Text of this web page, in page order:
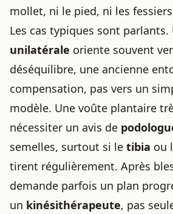
mollet, ni le pied, ni les
Les cas typiques sont parlants.
unilatérale oriente souvent
déséquilibre, une ancienne
compensation, pas vers un
modèle. Une voûte plantaire
nécessiter un avis de
semelles, surtout si le tibia ou
tirent régulièrement. Après
demande parfois un plan
un kinésithérapeute, pas